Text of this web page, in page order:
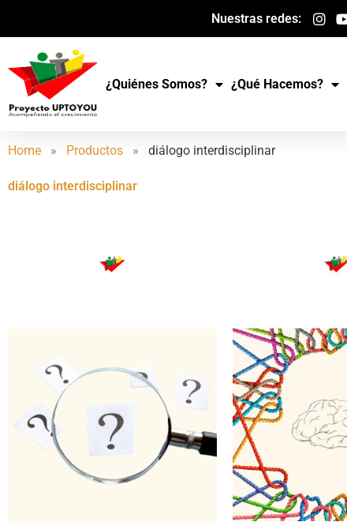
al
contenido
Nuestras redes:
¿Quiénes Somos? ¿Qué Hacemos?
Home » Productos » diálogo interdisciplinar
diálogo interdisciplinar